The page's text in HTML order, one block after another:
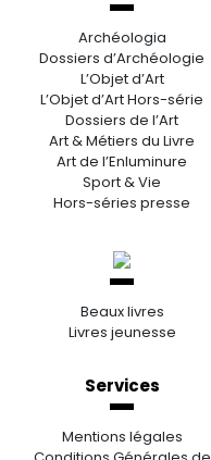
Archéologia
Dossiers d’Archéologie
L’Objet d’Art
L’Objet d’Art Hors-série
Dossiers de l’Art
Art & Métiers du Livre
Art de l’Enluminure
Sport & Vie
Hors-séries presse
Beaux livres
Livres jeunesse
Services
Mentions légales